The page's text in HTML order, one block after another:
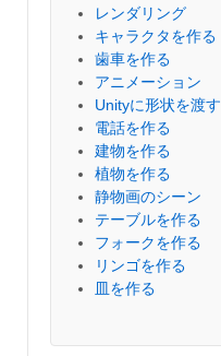
レンダリング
キャラクタを作る
歯車を作る
アニメーション
Unityに形状を渡す
電話を作る
建物を作る
植物を作る
静物画のシーン
テーブルを作る
フォークを作る
リンゴを作る
皿を作る